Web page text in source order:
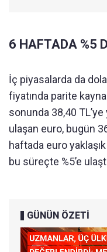
6 HAFTADA %5
İç piyasalarda da
fiyatında parite
sonunda 38,40
ulaşan euro, bugün
haftada euro
bu süreçte %5’e
GÜNÜN ÖZETİ